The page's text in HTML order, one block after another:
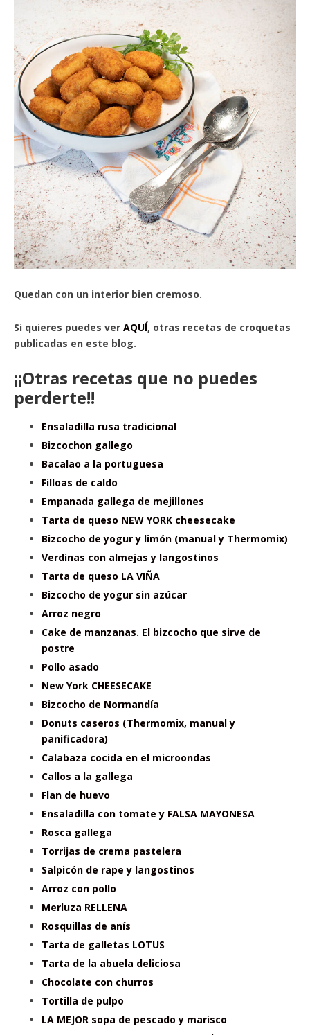
Quedan con un interior bien cremoso.
Si quieres puedes ver AQUÍ, otras recetas de croquetas
publicadas en este blog.
¡¡Otras recetas que no puedes
perderte!!
Ensaladilla rusa tradicional
Bizcochon gallego
Bacalao a la portuguesa
Filloas de caldo
Empanada gallega de mejillones
Tarta de queso NEW YORK cheesecake
Bizcocho de yogur y limón (manual y Thermomix)
Verdinas con almejas y langostinos
Tarta de queso LA VIÑA
Bizcocho de yogur sin azúcar
Arroz negro
Cake de manzanas. El bizcocho que sirve de
postre
Pollo asado
New York CHEESECAKE
Bizcocho de Normandía
Donuts caseros (Thermomix, manual y
panificadora)
Calabaza cocida en el microondas
Callos a la gallega
Flan de huevo
Ensaladilla con tomate y FALSA MAYONESA
Rosca gallega
Torrijas de crema pastelera
Salpicón de rape y langostinos
Arroz con pollo
Merluza RELLENA
Rosquillas de anís
Tarta de galletas LOTUS
Tarta de la abuela deliciosa
Chocolate con churros
Tortilla de pulpo
LA MEJOR sopa de pescado y marisco